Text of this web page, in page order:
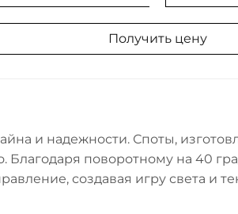
Получить цену
и надежности. Споты,
Благодаря поворотному на 40
создавая игру света и